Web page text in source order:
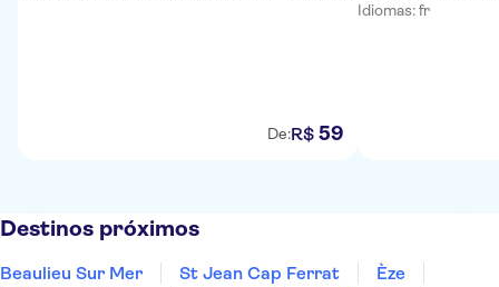
De:R$ 59
Idiomas: fr
Destinos próximos
Beaulieu Sur Mer St Jean Cap Ferrat
Èze